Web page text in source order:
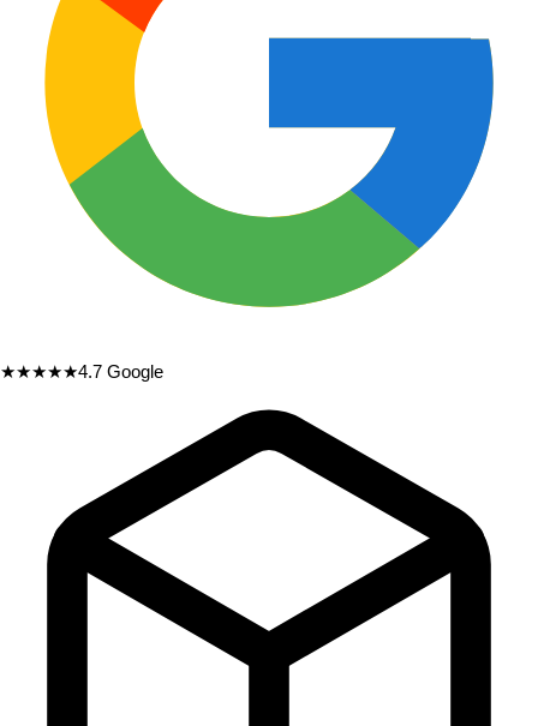
★★★★★4.7 Google